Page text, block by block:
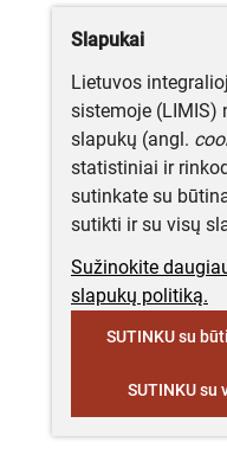
Slapukai
Lietuvos
sistemoje (LIMIS)
slapukų (angl.
statistiniai ir
sutinkate su
sutikti ir su visų
Sužinokite
slapukų politiką.
SUTINKU su
SUTINKU su